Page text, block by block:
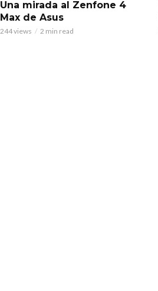
Una mirada al Zenfone 4
Max de Asus
244 views 2 min read